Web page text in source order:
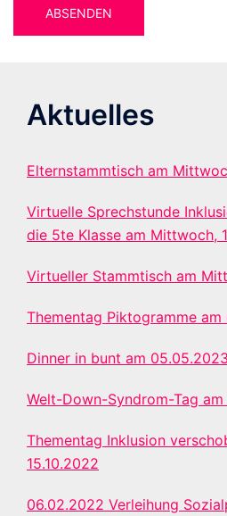
Aktuelles
Elternstammtisch am
Virtuelle Sprechstunde
die 5te Klasse am Mittwoch,
Virtueller Stammtisch am
Thementag Piktogramme
Dinner in bunt am 05.05.2023
Welt-Down-Syndrom-Tag am
Thementag Inklusion
15.10.2022
06.02.2022 Verleihung